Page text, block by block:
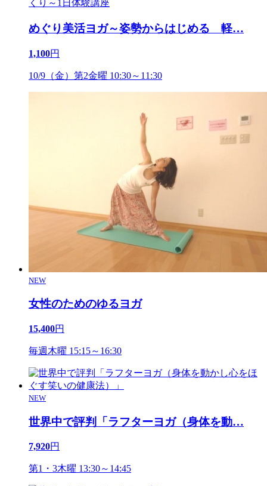
めぐり美活ヨガ～姿勢からはじめる 軽…
1,100円
10/9（金）第2金曜 10:30～11:30
NEW
女性のためのゆるヨガ
15,400円
毎週木曜 15:15～16:30
NEW
世界中で評判「ラフターヨガ（身体を動…
7,920円
第1・3木曜 13:30～14:45